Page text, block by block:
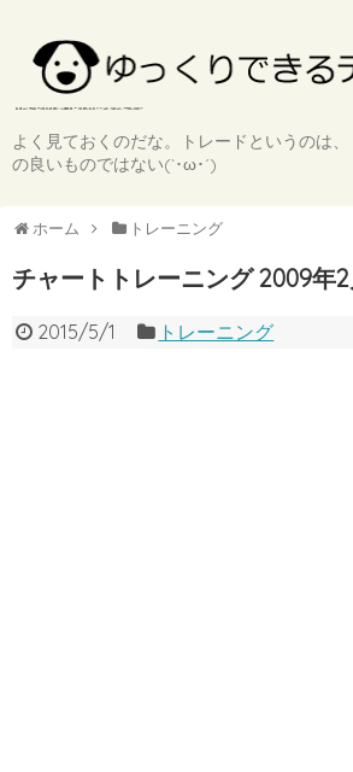
よく見ておくのだな。トレードというのは
の良いものではない(`･ω･´)
ホーム トレーニング
チャートトレーニング 2009年
2015/5/1 トレーニング